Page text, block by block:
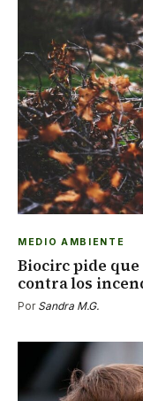
MEDIO AMBIENTE
Biocirc pide
contra los
Por Sandra M.G.